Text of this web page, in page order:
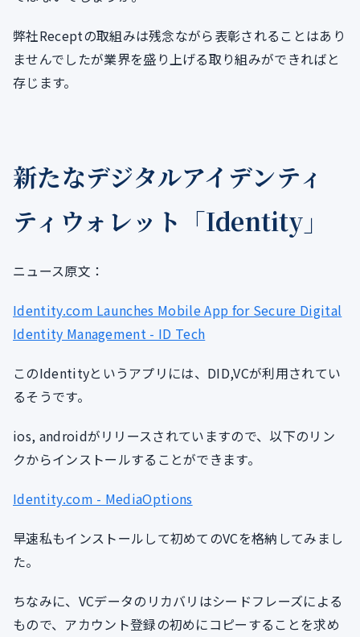
弊社Receptの取組みは残念ながら表彰されることはあり
ませんでしたが業界を盛り上げる取り組みができればと
存じます。
新たなデジタルアイデンティ
ティウォレット「Identity」
ニュース原文：
Identity.com Launches Mobile App for Secure Digital
Identity Management - ID Tech
このIdentityというアプリには、DID,VCが利用されてい
るそうです。
ios, androidがリリースされていますので、以下のリン
クからインストールすることができます。
Identity.com - MediaOptions
早速私もインストールして初めてのVCを格納してみまし
た。
ちなみに、VCデータのリカバリはシードフレーズによる
もので、アカウント登録の初めにコピーすることを求め